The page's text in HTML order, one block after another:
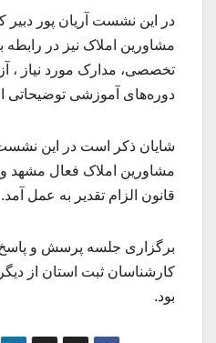
در این نشست آریان پور دبیر
مشاورین املاک نیز در
تخصصی، مدارک مورد نیاز ،
دوره‌های آموزشی توضیحاتی
شایان ذکر است در این نشست
مشاورین املاک فعال مشهد
قانون الزام تقدیر به عمل آمد.
برگزاری جلسه پرسش و پاسخ
کارشناسان ثبت استان از
بود.